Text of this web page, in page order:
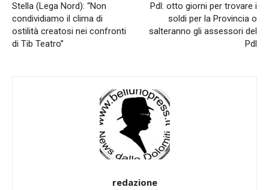
Stella (Lega Nord): “Non
condividiamo il clima di
ostilità creatosi nei confronti
di Tib Teatro”
Pdl: otto giorni per trovare i
soldi per la Provincia o
salteranno gli assessori del
Pdl
redazione